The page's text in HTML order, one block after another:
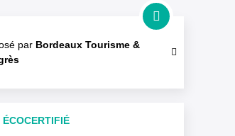
par Bordeaux Tourisme &
ÉCOCERTIFIÉ